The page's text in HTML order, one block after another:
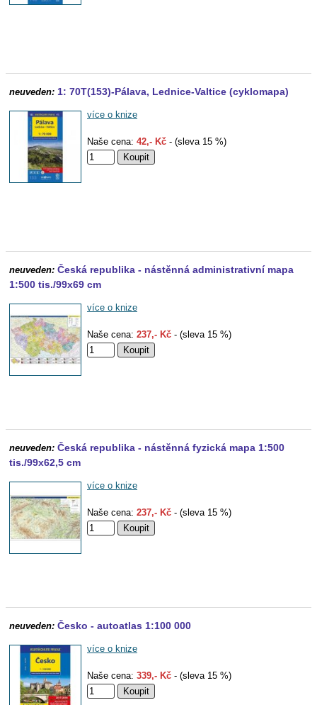
neuveden: 1: 70T(153)-Pálava, Lednice-Valtice (cyklomapa)
více o knize
Naše cena: 42,- Kč - (sleva 15 %)
neuveden: Česká republika - nástěnná administrativní mapa
1:500 tis./99x69 cm
více o knize
Naše cena: 237,- Kč - (sleva 15 %)
neuveden: Česká republika - nástěnná fyzická mapa 1:500
tis./99x62,5 cm
více o knize
Naše cena: 237,- Kč - (sleva 15 %)
neuveden: Česko - autoatlas 1:100 000
více o knize
Naše cena: 339,- Kč - (sleva 15 %)